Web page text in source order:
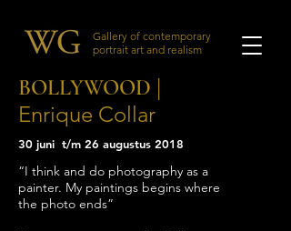
Gallery of contemporary
portrait art and realism
BOLLYWOOD |
Enrique Collar
30 juni t/m 26 augustus 2018
“I think and do photography as a
painter. My paintings begins where
the photo ends”